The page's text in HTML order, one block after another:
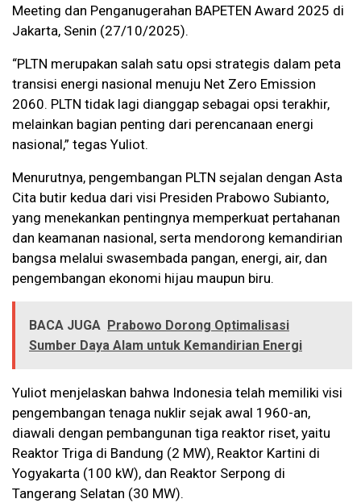
Meeting dan Penganugerahan BAPETEN Award 2025 di
Jakarta, Senin (27/10/2025).
“PLTN merupakan salah satu opsi strategis dalam peta
transisi energi nasional menuju Net Zero Emission
2060. PLTN tidak lagi dianggap sebagai opsi terakhir,
melainkan bagian penting dari perencanaan energi
nasional,” tegas Yuliot.
Menurutnya, pengembangan PLTN sejalan dengan Asta
Cita butir kedua dari visi Presiden Prabowo Subianto,
yang menekankan pentingnya memperkuat pertahanan
dan keamanan nasional, serta mendorong kemandirian
bangsa melalui swasembada pangan, energi, air, dan
pengembangan ekonomi hijau maupun biru.
BACA JUGA Prabowo Dorong Optimalisasi
Sumber Daya Alam untuk Kemandirian Energi
Yuliot menjelaskan bahwa Indonesia telah memiliki visi
pengembangan tenaga nuklir sejak awal 1960-an,
diawali dengan pembangunan tiga reaktor riset, yaitu
Reaktor Triga di Bandung (2 MW), Reaktor Kartini di
Yogyakarta (100 kW), dan Reaktor Serpong di
Tangerang Selatan (30 MW).